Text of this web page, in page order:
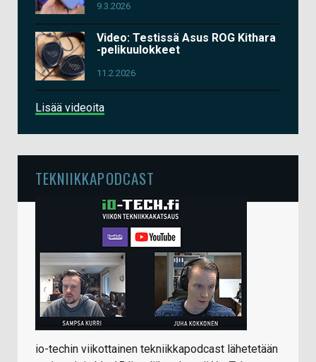
9.3.2026
Video: Testissä Asus ROG Kithara
-pelikuulokkeet
11.2.2026
Lisää videoita
TEKNIIKKAPODCAST
io-techin viikottainen tekniikkapodcast lähetetään